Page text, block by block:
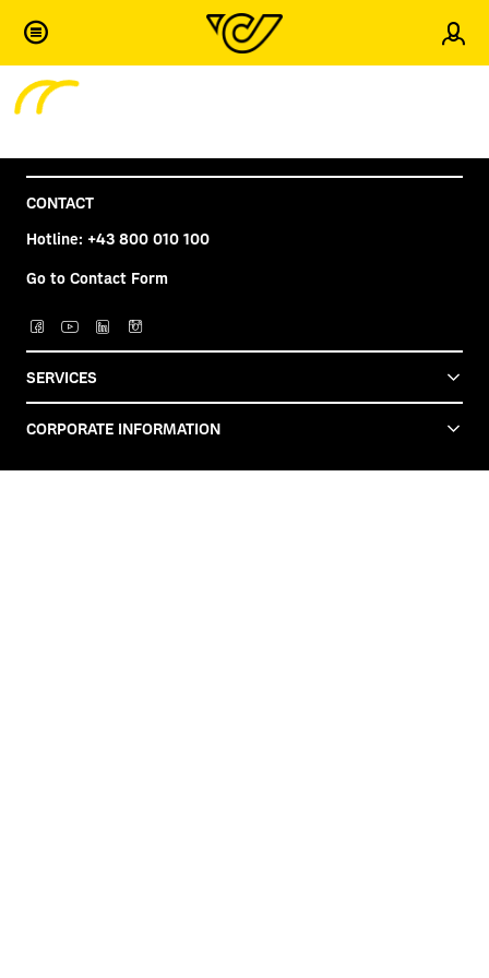
globalsearchamarillo - Komponente wird geladen...
Standortfinder - Komponente wird geladen...
CONTACT
Hotline: +43 800 010 100
Go to Contact Form
SERVICES
CORPORATE INFORMATION